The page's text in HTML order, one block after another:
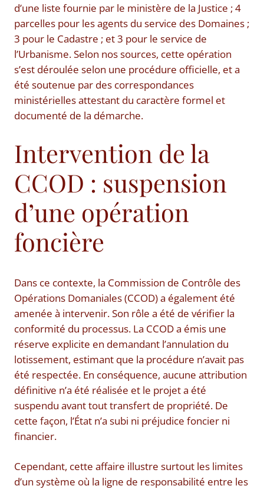
d’une liste fournie par le ministère de la Justice ; 4
parcelles pour les agents du service des Domaines ;
3 pour le Cadastre ; et 3 pour le service de
l’Urbanisme. Selon nos sources, cette opération
s’est déroulée selon une procédure officielle, et a
été soutenue par des correspondances
ministérielles attestant du caractère formel et
documenté de la démarche.
Intervention de la
CCOD : suspension
d’une opération
foncière
Dans ce contexte, la Commission de Contrôle des
Opérations Domaniales (CCOD) a également été
amenée à intervenir. Son rôle a été de vérifier la
conformité du processus. La CCOD a émis une
réserve explicite en demandant l’annulation du
lotissement, estimant que la procédure n’avait pas
été respectée. En conséquence, aucune attribution
définitive n’a été réalisée et le projet a été
suspendu avant tout transfert de propriété. De
cette façon, l’État n’a subi ni préjudice foncier ni
financier.
Cependant, cette affaire illustre surtout les limites
d’un système où la ligne de responsabilité entre les